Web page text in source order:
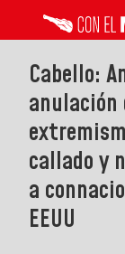
Cabello:
anulación
callado y
a
EEUU